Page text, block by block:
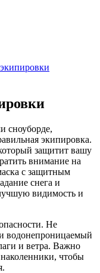
сноуборде,
экипировка.
защитит вашу
внимание на
с защитным
снега и
видимость и
Не
водонепроницаемый
и ветра. Важно
чтобы